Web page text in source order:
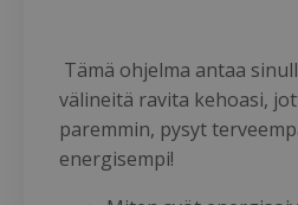
Tämä ohjelma antaa
välineitä ravita kehoasi,
paremmin, pysyt
energisempi!